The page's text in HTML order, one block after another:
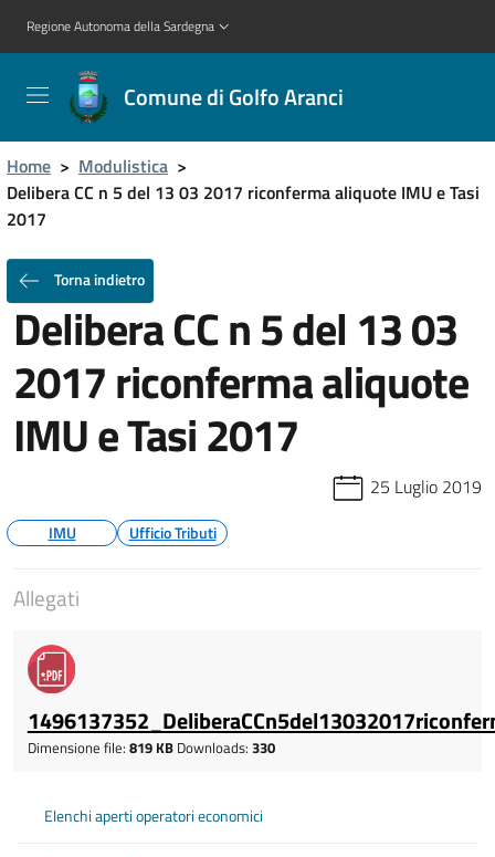
Regione Autonoma della Sardegna
Comune di Golfo Aranci
Home > Modulistica >
Delibera CC n 5 del 13 03 2017 riconferma aliquote IMU e Tasi
2017
Torna indietro
Delibera CC n 5 del 13 03
2017 riconferma aliquote
IMU e Tasi 2017
25 Luglio 2019
IMU Ufficio Tributi
Allegati
Dimensione file: 819 KB Downloads: 330
Elenchi aperti operatori economici